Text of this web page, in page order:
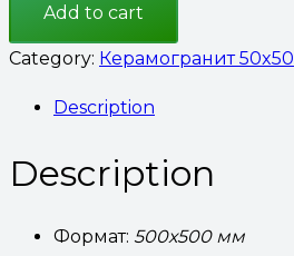
Add to cart
Category: Керамогранит 50x50
Description
Description
Формат: 500х500 мм